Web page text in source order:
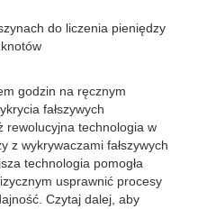
do liczenia pieniędzy
godzin na ręcznym
fałszywych
rewolucyjna technologia w
z wykrywaczami fałszywych
technologia pomogła
usprawnić procesy
Czytaj dalej, aby